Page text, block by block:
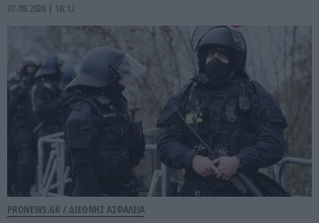
07.08.2026 | 16:12
PRONEWS.GR / ΔΙΕΘΝΗΣ ΑΣΦΑΛΕΙΑ